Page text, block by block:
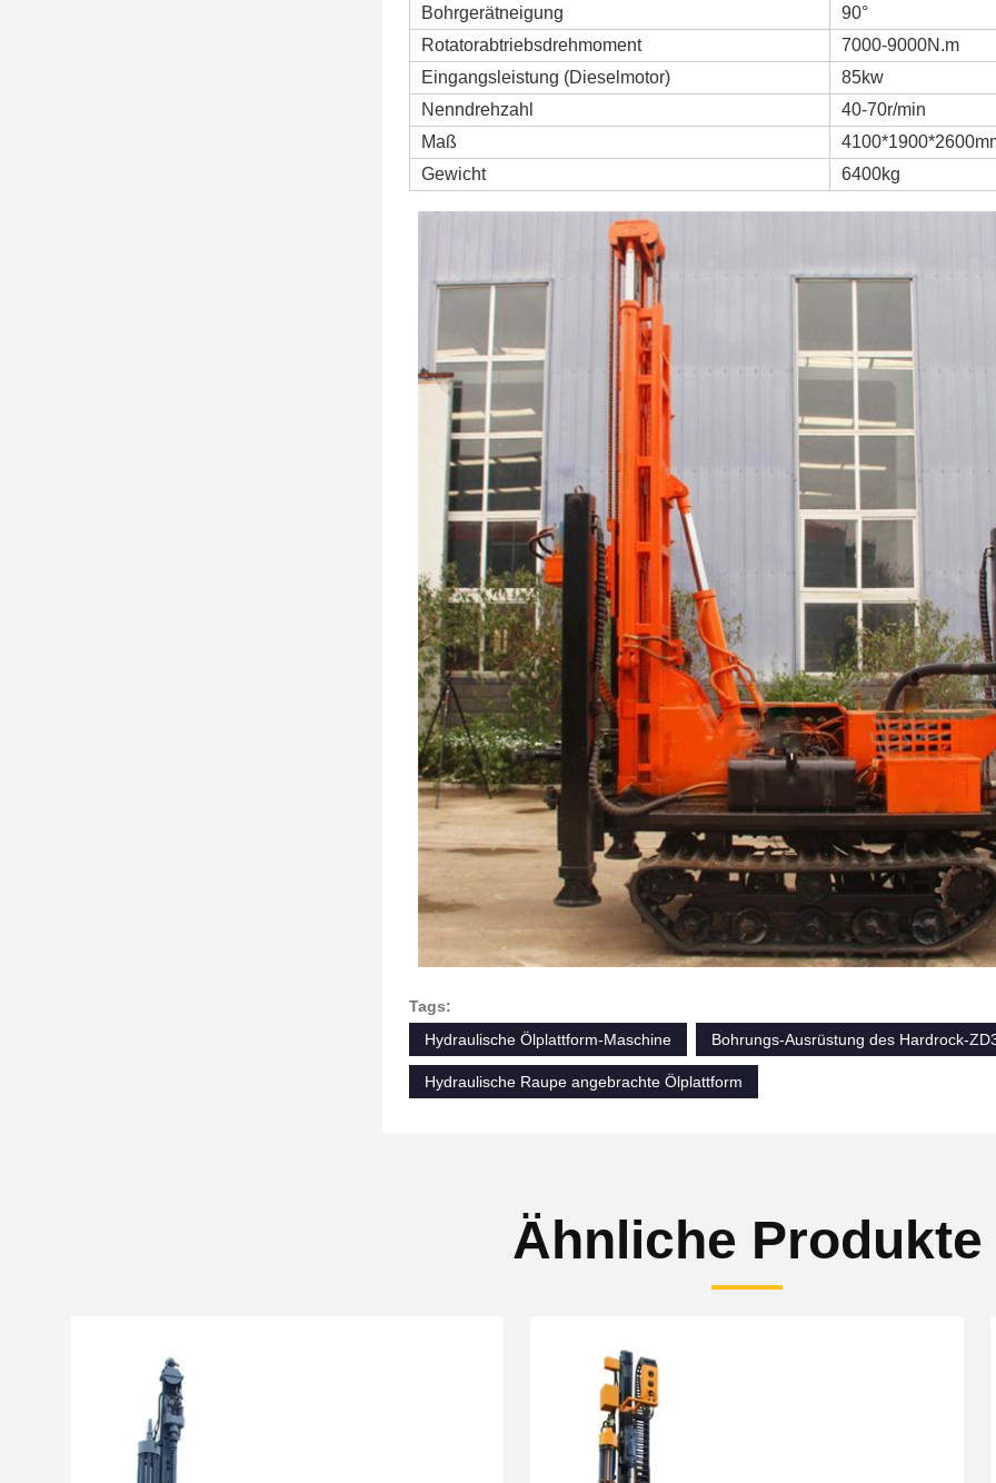
Bohrgerätneigung
90°
Rotatorabtriebsdrehmoment
7000-9000N.m
Eingangsleistung (Dieselmotor)
85kw
Nenndrehzahl
40-70r/min
Maß
Gewicht
6400kg
Tags:
Hydraulische Ölplattform-Maschine
Bohrungs-Ausrüstung des Hardrock-
Hydraulische Raupe angebrachte Ölplattform
Ähnliche Produkte